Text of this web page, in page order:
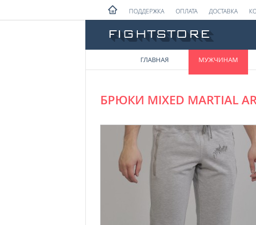
ПОДДЕРЖКА ОПЛАТА ДОСТАВКА
ГЛАВНАЯ МУЖЧИНАМ
БРЮКИ MIXED MARTIAL